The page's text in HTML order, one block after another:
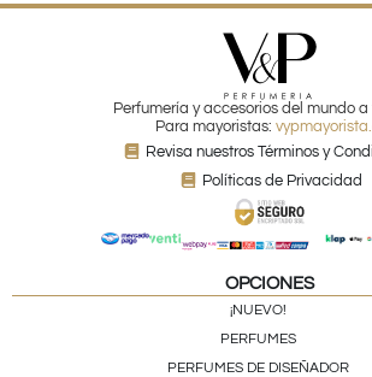
Perfumería y accesorios del mundo a
Para mayoristas:
Revisa nuestros Términos y
Políticas de Privacidad
OPCIONES
¡NUEVO!
PERFUMES
PERFUMES DE DISEÑADOR